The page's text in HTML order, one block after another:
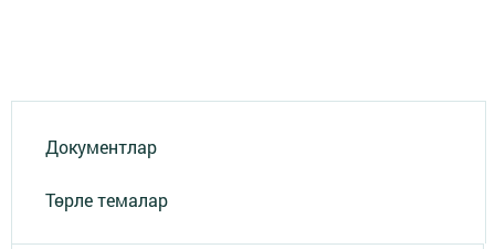
Документлар
Төрле темалар